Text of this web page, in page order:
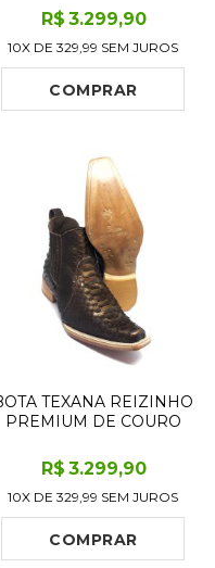
PYTHON NATURAL
LIMITED EDITION - CANO
ALTO, BICO QUADRADO -
SOLADO DE COURO
ARTESANAL
R$ 3.299,90
10X DE329,99 SEM JUROS
COMPRAR
TEXANA REIZINHO
PREMIUM DE COURO
PYTHON LUXO BROWN
LIMITED EDITION - CANO
CURTO, BICO FINO
QUADRADINHO -
SOLADO DE COURO
ARTESA
R$ 3.299,90
10X DE329,99 SEM JUROS
COMPRAR